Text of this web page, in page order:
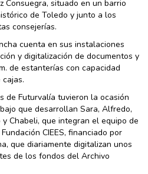
Consuegra, situado en un barrio
de Toledo y junto a los
consejerías.
cuenta en sus instalaciones
y digitalización de documentos y
de estanterías con capacidad
de Futurvalía tuvieron la ocasión
que desarrollan Sara, Alfredo,
y Chabeli, que integran el equipo de
CIEES, financiado por
que diariamente digitalizan unos
de los fondos del Archivo